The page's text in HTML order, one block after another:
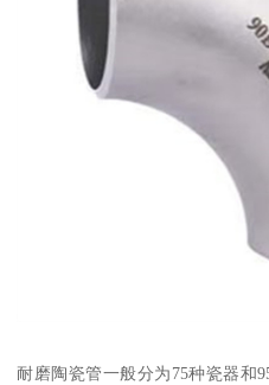
耐磨陶瓷管一般分为75种瓷器和